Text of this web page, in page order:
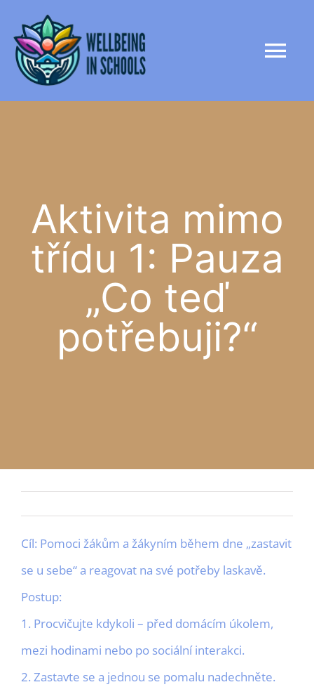
na obsah
Přeskočit
obsah
DOMŮ
KNIHOVNA
Aktivita mimo
třídu 1: Pauza
„Co teď
potřebuji?“
Cíl: Pomoci žákům a žákyním během dne „zastavit
se u sebe“ a reagovat na své potřeby laskavě.
Postup:
1. Procvičujte kdykoli – před domácím úkolem,
mezi hodinami nebo po sociální interakci.
2. Zastavte se a jednou se pomalu nadechněte.